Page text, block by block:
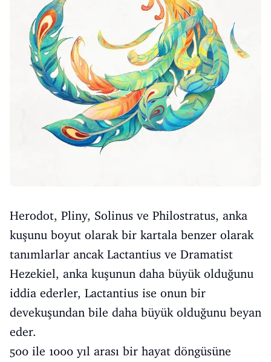
Herodot, Pliny, Solinus ve Philostratus, anka
kuşunu boyut olarak bir kartala benzer olarak
tanımlarlar ancak Lactantius ve Dramatist
Hezekiel, anka kuşunun daha büyük olduğunu
iddia ederler, Lactantius ise onun bir
devekuşundan bile daha büyük olduğunu beyan
eder.
500 ile 1000 yıl arası bir hayat döngüsüne